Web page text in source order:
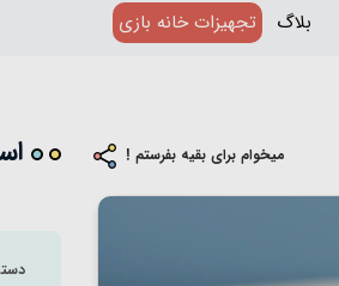
بلاگ تجهیزات خانه بازی
میخوام برای بقیه بفرستم !